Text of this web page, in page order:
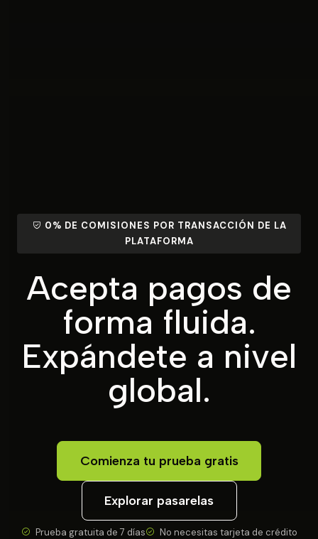
0% DE COMISIONES POR TRANSACCIÓN DE LA
PLATAFORMA
Acepta pagos de
forma fluida.
Expándete a nivel
global.
Comienza tu prueba gratis
Explorar pasarelas
Prueba gratuita de 7 días
No necesitas tarjeta de crédito